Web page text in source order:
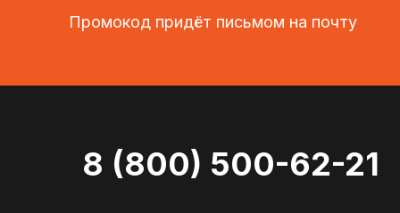
Промокод придёт письмом на почту
8 (800) 500-62-21